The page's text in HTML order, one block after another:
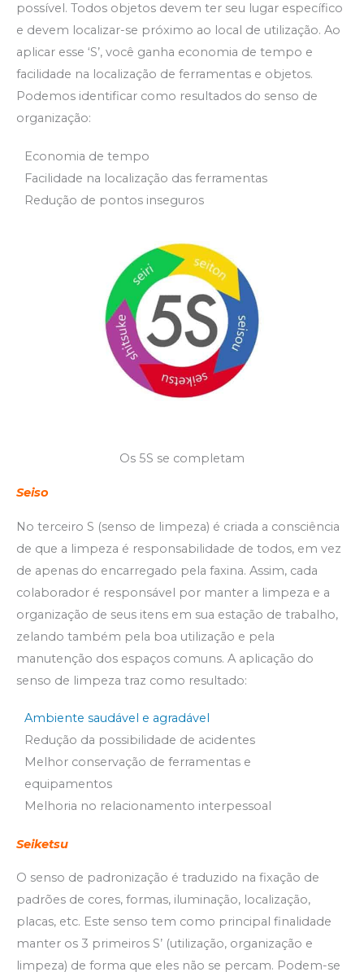
possível. Todos objetos devem ter seu lugar específico
e devem localizar-se próximo ao local de utilização. Ao
aplicar esse ‘S’, você ganha economia de tempo e
facilidade na localização de ferramentas e objetos.
Podemos identificar como resultados do senso de
organização:
Economia de tempo
Facilidade na localização das ferramentas
Redução de pontos inseguros
Os 5S se completam
Seiso
No terceiro S (senso de limpeza) é criada a consciência
de que a limpeza é responsabilidade de todos, em vez
de apenas do encarregado pela faxina. Assim, cada
colaborador é responsável por manter a limpeza e a
organização de seus itens em sua estação de trabalho,
zelando também pela boa utilização e pela
manutenção dos espaços comuns. A aplicação do
senso de limpeza traz como resultado:
Ambiente saudável e agradável
Redução da possibilidade de acidentes
Melhor conservação de ferramentas e
equipamentos
Melhoria no relacionamento interpessoal
Seiketsu
O senso de padronização é traduzido na fixação de
padrões de cores, formas, iluminação, localização,
placas, etc. Este senso tem como principal finalidade
manter os 3 primeiros S’ (utilização, organização e
limpeza) de forma que eles não se percam. Podem-se